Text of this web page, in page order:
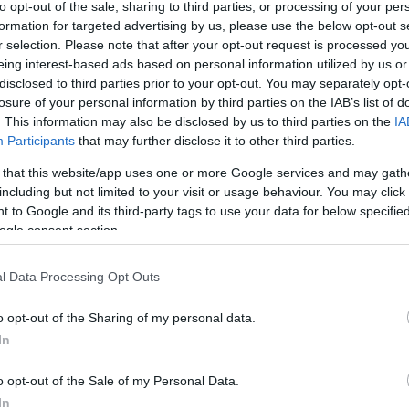
opt-out of the sale, sharing to third parties, or processing of your
for targeted advertising by us, please use the below opt-out
selection. Please note that after your opt-out request is processed
interest-based ads based on personal information utilized by us
to third parties prior to your opt-out. You may separately
of your personal information by third parties on the IAB’s list of
This information may also be disclosed by us to third parties on the
Participants that may further disclose it to other third parties.
that this website/app uses one or more Google services and may
but not limited to your visit or usage behaviour. You may
to Google and its third-party tags to use your data for below
consent section.
Data Processing Opt Outs
opt-out of the Sharing of my personal data.
opt-out of the Sale of my Personal Data.
Link másolása
el egy 8 éves gyereket és egy asszonyt
A gázolás még szerdán történt
súlyosan megsérült, intenzív
a balesetet, az RTL Híradónak azt
a gyermeknek. A gázolót nem sokkal